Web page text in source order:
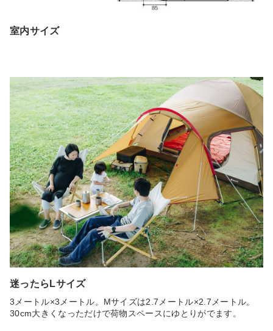
室内サイズ
迷ったらLサイズ
3メートル×3メートル。Mサイズは2.7メートル×2.7メートル。
30cm大きくなっただけで荷物スペースにゆとりがでます。